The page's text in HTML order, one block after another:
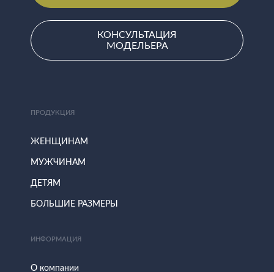
КОНСУЛЬТАЦИЯ
МОДЕЛЬЕРА
ПРОДУКЦИЯ
ЖЕНЩИНАМ
МУЖЧИНАМ
ДЕТЯМ
БОЛЬШИЕ РАЗМЕРЫ
ИНФОРМАЦИЯ
О компании